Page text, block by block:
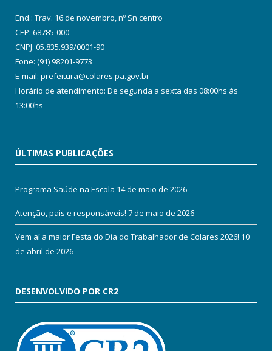
End.: Trav. 16 de novembro, nº Sn centro
CEP: 68785-000
CNPJ: 05.835.939/0001-90
Fone: (91) 98201-9773
E-mail: prefeitura@colares.pa.gov.br
Horário de atendimento: De segunda a sexta das 08:00hs às
13:00hs
ÚLTIMAS PUBLICAÇÕES
Programa Saúde na Escola 14 de maio de 2026
Atenção, pais e responsáveis! 7 de maio de 2026
Vem aí a maior Festa do Dia do Trabalhador de Colares 2026! 10
de abril de 2026
DESENVOLVIDO POR CR2